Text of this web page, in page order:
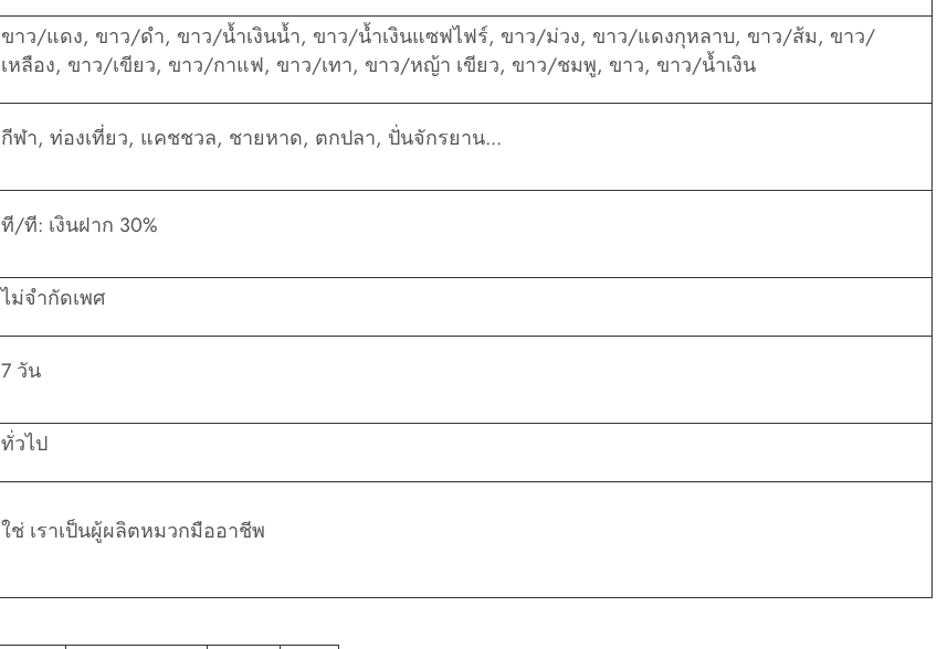
ขาว/แดง, ขาว/ดำ, ขาว/น้ำเงินน้ำ, ขาว/น้ำเงินแซฟไฟร์, ขาว/ม่วง, ขาว/แดงกุหลาบ, ขาว/ส้ม, ขาว/
เหลือง, ขาว/เขียว, ขาว/กาแฟ, ขาว/เทา, ขาว/หญ้า เขียว, ขาว/ชมพู, ขาว, ขาว/น้ำเงิน
กีฬา, ท่องเที่ยว, แคชชวล, ชายหาด, ตกปลา, ปั่นจักรยาน...
ที/ที: เงินฝาก 30%
ไม่จำกัดเพศ
7 วัน
ทั่วไป
ใช่ เราเป็นผู้ผลิตหมวกมืออาชีพ